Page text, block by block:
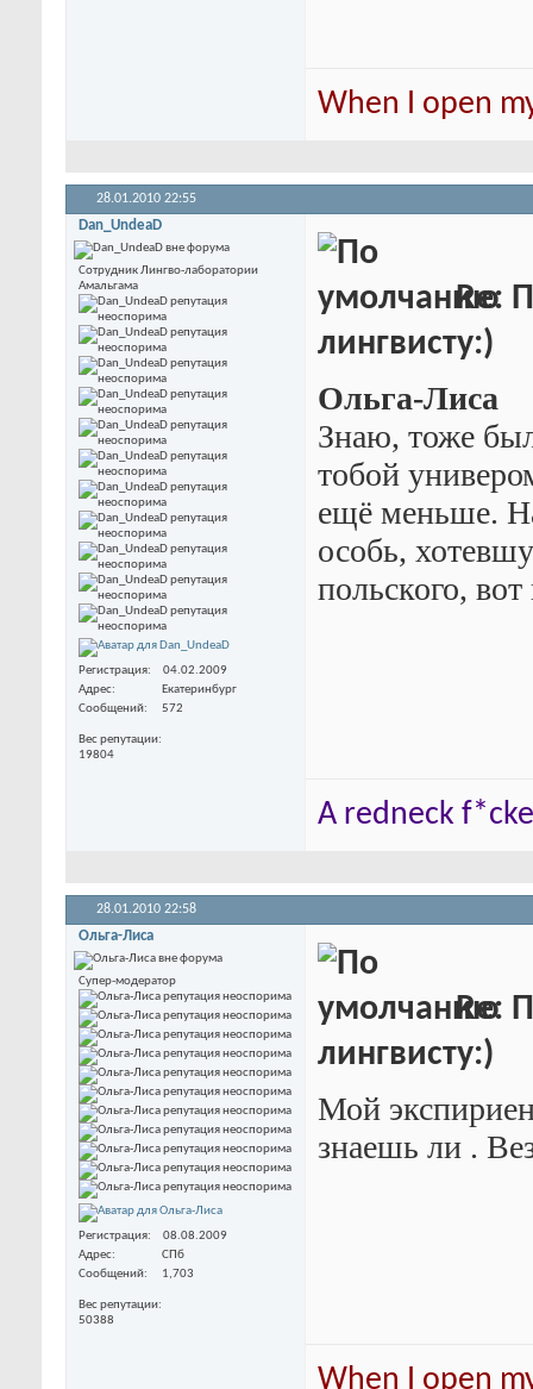
When I open
28.01.2010 22:55
Dan_UndeaD
Сотрудник Лингво-лаборатории
Амальгама
Регистрация
04.02.2009
Адрес
Екатеринбург
Сообщений
572
Вес репутации
19804
Re:
лингвисту:)
Ольга-Лиса
Знаю, тоже
тобой
ещё меньше.
особь,
польского, вот
A redneck
28.01.2010 22:58
Ольга-Лиса
Супер-модератор
Регистрация
08.08.2009
Адрес
СПб
Сообщений
1,703
Вес репутации
50388
Re:
лингвисту:)
Мой
знаешь ли .
When I open